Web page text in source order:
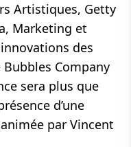
Artistiques, Getty
Marketing et
des
Bubbles Company
sera plus que
d’une
par Vincent